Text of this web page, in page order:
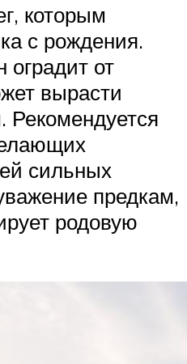
которым
с рождения.
оградит от
вырасти
сильных
предкам,
родовую